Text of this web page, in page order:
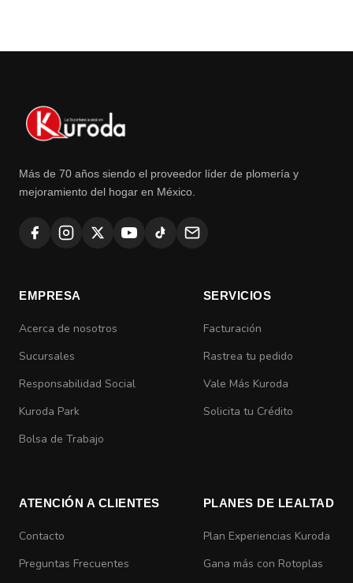
Más de 70 años siendo el proveedor líder de plomería y
mejoramiento del hogar en México.
EMPRESA
Acerca de nosotros
Sucursales
Responsabilidad Social
Kuroda Park
Bolsa de Trabajo
SERVICIOS
Facturación
Rastrea tu pedido
Vale Más Kuroda
Solicita tu Crédito
ATENCIÓN A CLIENTES
Contacto
Preguntas Frecuentes
PLANES DE LEALTAD
Plan Experiencias Kuroda
Gana más con Rotoplas